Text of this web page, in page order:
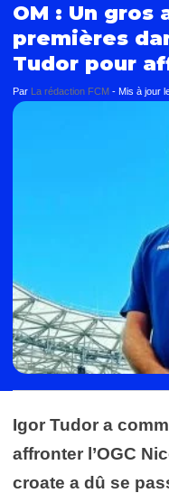
OM : Un gros
premières
Tudor pour
Par La rédaction FCM - Mis à jour
Igor Tudor a
affronter l’OGC
croate a dû se